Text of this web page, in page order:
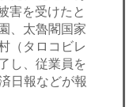
害を受けたと
、太魯閣国家
（タロコビレ
し、従業員を
日報などが報